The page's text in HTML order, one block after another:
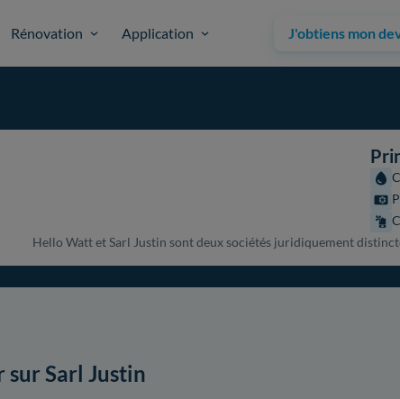
Rénovation Application J'obtiens mon
Hello Watt et Sarl Justin sont deux sociétés juridiquement
sur Sarl Justin